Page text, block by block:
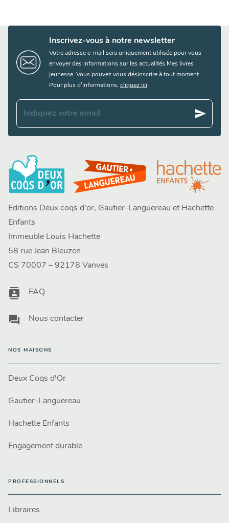
Inscrivez-vous à notre newsletter
Votre adresse e-mail sera uniquement utilisée pour vous
envoyer des informations sur les actualités Mes livres
jeunesse. Vous pouvez vous désinscrire à tout moment.
Pour plus d’informations, cliquez ici.
Indiquez votre email send
Editions Deux coqs d'or, Gautier-Languereau et Hachette
Enfants
Immeuble Louis Hachette
58 rue Jean Bleuzen
CS 70007 – 92178 Vanves
contacts FAQ
question_answer Nous contacter
NOS MAISONS
Deux Coqs d'Or
Gautier-Languereau
Hachette Enfants
Engagement durable
PROFESSIONNELS
Libraires